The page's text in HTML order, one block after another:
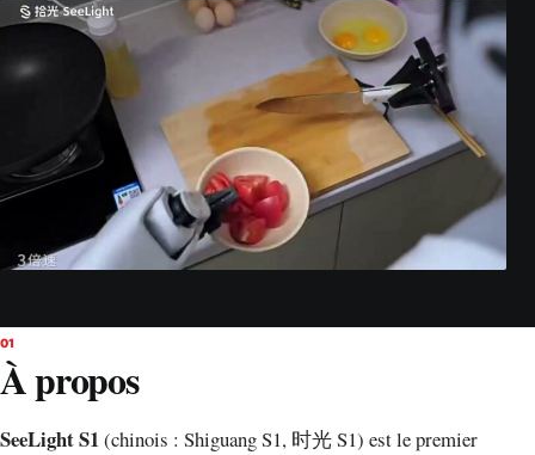
01
À propos
SeeLight S1(chinois : Shiguang S1, 时光 S1) est le premier